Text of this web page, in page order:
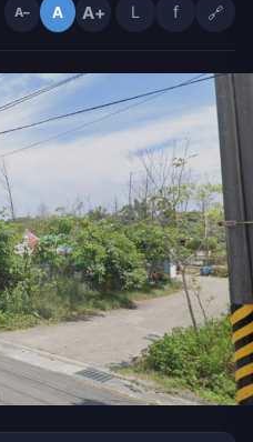
A− A A+ L f 🔗